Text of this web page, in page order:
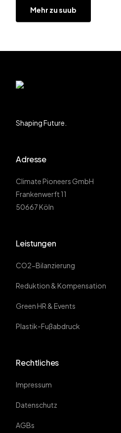
Mehr zu suub
Shaping Future.
Adresse
Climate Pioneers GmbH
Frankenwerft 11
50667 Köln
Leistungen
CO2-Bilanzierung
Reduktion & Kompensation
Green HR & Events
Plastik-Fußabdruck
Rechtliches
Impressum
Datenschutz
AGBs